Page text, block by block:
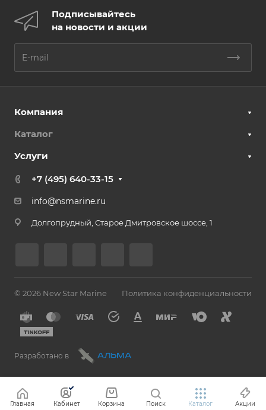
Подписывайтесь
на новости и акции
Компания
Каталог
Услуги
+7 (495) 640-33-15
info@nsmarine.ru
Долгопрудный, Старое Дмитровское шоссе, 1
© 2026 New Star Marine Политика конфиденциальности
Разработано в
Главная Кабинет Корзина Поиск Каталог Акции